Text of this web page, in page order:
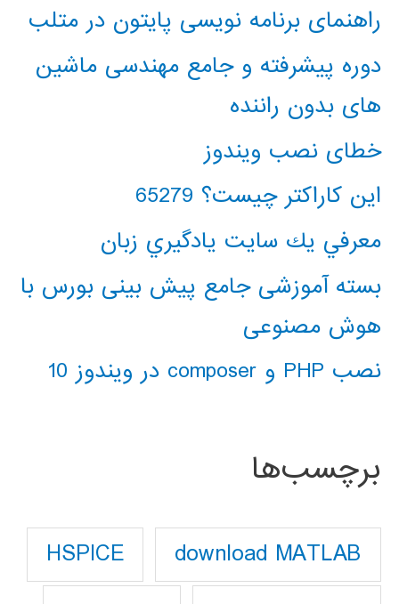
راهنمای برنامه نویسی پایتون در متلب
دوره پیشرفته و جامع مهندسی ماشین
های بدون راننده
خطای نصب ویندوز
این کاراکتر چیست؟ 65279
معرفي يك سايت يادگيري زبان
بسته آموزشی جامع پیش بینی بورس با
هوش مصنوعی
نصب PHP و composer در ویندوز 10
برچسب‌ها
download MATLAB
HSPICE